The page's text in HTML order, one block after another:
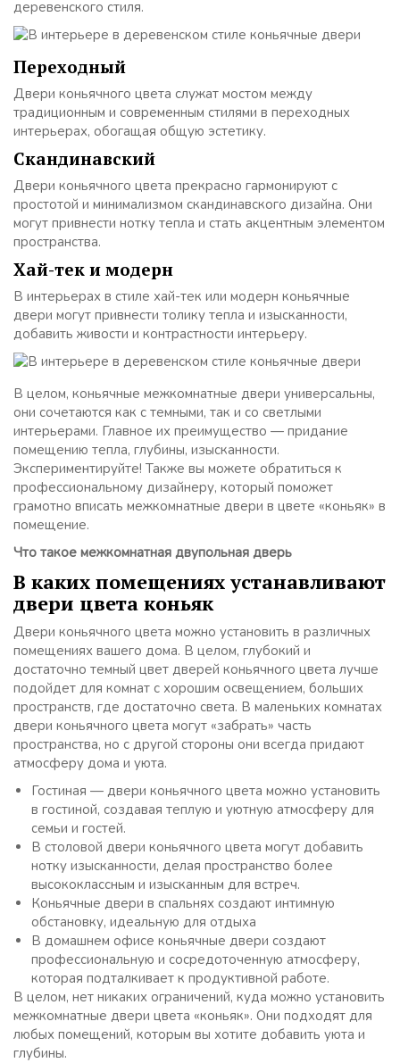
деревенского стиля.
Переходный
Двери коньячного цвета служат мостом между
традиционным и современным стилями в переходных
интерьерах, обогащая общую эстетику.
Скандинавский
Двери коньячного цвета прекрасно гармонируют с
простотой и минимализмом скандинавского дизайна. Они
могут привнести нотку тепла и стать акцентным элементом
пространства.
Хай-тек и модерн
В интерьерах в стиле хай-тек или модерн коньячные
двери могут привнести толику тепла и изысканности,
добавить живости и контрастности интерьеру.
В целом, коньячные межкомнатные двери универсальны,
они сочетаются как с темными, так и со светлыми
интерьерами. Главное их преимущество — придание
помещению тепла, глубины, изысканности.
Экспериментируйте! Также вы можете обратиться к
профессиональному дизайнеру, который поможет
грамотно вписать межкомнатные двери в цвете «коньяк» в
помещение.
Что такое межкомнатная двупольная дверь
В каких помещениях устанавливают
двери цвета коньяк
Двери коньячного цвета можно установить в различных
помещениях вашего дома. В целом, глубокий и
достаточно темный цвет дверей коньячного цвета лучше
подойдет для комнат с хорошим освещением, больших
пространств, где достаточно света. В маленьких комнатах
двери коньячного цвета могут «забрать» часть
пространства, но с другой стороны они всегда придают
атмосферу дома и уюта.
Гостиная — двери коньячного цвета можно установить
в гостиной, создавая теплую и уютную атмосферу для
семьи и гостей.
В столовой двери коньячного цвета могут добавить
нотку изысканности, делая пространство более
высококлассным и изысканным для встреч.
Коньячные двери в спальнях создают интимную
обстановку, идеальную для отдыха
В домашнем офисе коньячные двери создают
профессиональную и сосредоточенную атмосферу,
которая подталкивает к продуктивной работе.
В целом, нет никаких ограничений, куда можно установить
межкомнатные двери цвета «коньяк». Они подходят для
любых помещений, которым вы хотите добавить уюта и
глубины.